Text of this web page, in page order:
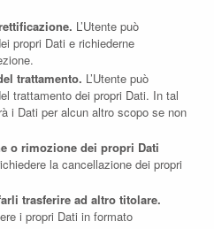
L’Utente può
propri Dati e richiederne
trattamento. L’Utente può
trattamento dei propri Dati. In tal
i Dati per alcun altro scopo se non
o rimozione dei propri Dati
la cancellazione dei propri
trasferire ad altro titolare.
i propri Dati in formato